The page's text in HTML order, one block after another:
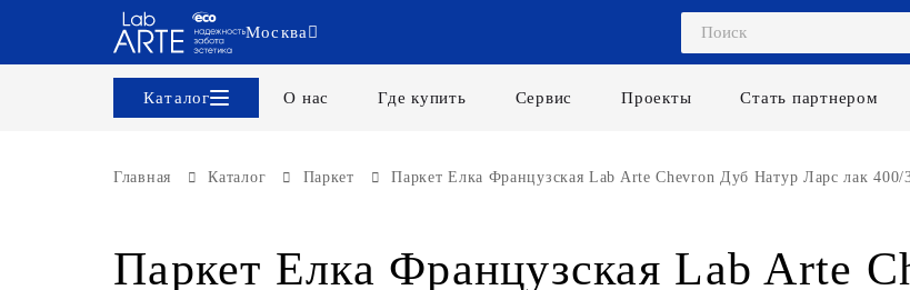
Москва
Каталог О нас Где купить Сервис Проекты Стать партнером
Главная Каталог Паркет Паркет Елка Французская Lab Arte Chevron Дуб Натур Ларс лак 400/
Паркет Елка Французская Lab Arte